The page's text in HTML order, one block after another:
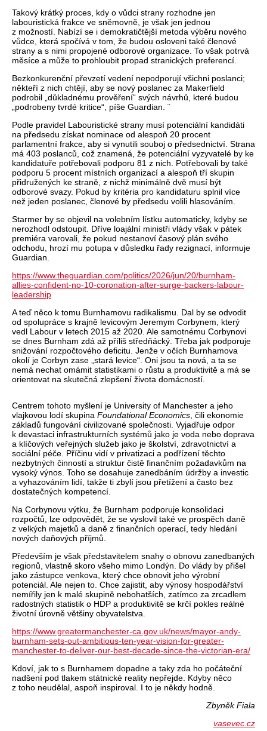
Takový krátký proces, kdy o vůdci strany rozhodne jen
labouristická frakce ve sněmovně, je však jen jednou
z možností. Nabízí se i demokratičtější metoda výběru nového
vůdce, která spočívá v tom, že budou osloveni také členové
strany a s nimi propojené odborové organizace. To však potrvá
měsíce a může to prohloubit propad stranických preferencí.
Bezkonkurenční převzetí vedení nepodporují všichni poslanci;
někteří z nich chtějí, aby se nový poslanec za Makerfield
podrobil „důkladnému prověření“ svých návrhů, které budou
„podrobeny tvrdé kritice“, píše Guardian. ¨
Podle pravidel Labouristické strany musí potenciální kandidáti
na předsedu získat nominace od alespoň 20 procent
parlamentní frakce, aby si vynutili souboj o předsednictví. Strana
má 403 poslanců, což znamená, že potenciální vyzyvatelé by ke
kandidatuře potřebovali podporu 81 z nich. Potřebovali by také
podporu 5 procent místních organizací a alespoň tří skupin
přidružených ke straně, z nichž minimálně dvě musí být
odborové svazy. Pokud by kritéria pro kandidaturu splnil více
než jeden poslanec, členové by předsedu volili hlasováním.
Starmer by se objevil na volebním lístku automaticky, kdyby se
nerozhodl odstoupit. Dříve loajální ministři vlády však v pátek
premiéra varovali, že pokud nestanoví časový plán svého
odchodu, hrozí mu potupa v důsledku řady rezignací, informuje
Guardian.
https://www.theguardian.com/politics/2026/jun/20/burnham-
allies-confident-no-10-coronation-after-surge-backers-labour-
leadership
A teď něco k tomu Burnhamovu radikalismu. Dal by se odvodit
od spolupráce s krajně levicovým Jeremym Corbynem, který
vedl Labour v letech 2015 až 2020. Ale samotnému Corbynovi
se dnes Burnham zdá až příliš středňácký. Třeba jak podporuje
snižování rozpočtového deficitu. Jenže v očích Burnhamova
okolí je Corbyn zase „stará levice“. Oni jsou ta nová, a ta se
nemá nechat omámit statistikami o růstu a produktivitě a má se
orientovat na skutečná zlepšení života domácností.
Centrem tohoto myšlení je University of Manchester a jeho
vlajkovou lodí skupina Foundational Economics , čili ekonomie
základů fungování civilizované společnosti. Vyjadřuje odpor
k devastaci infrastrukturních systémů jako je voda nebo doprava
a klíčových veřejných služeb jako je školství, zdravotnictví a
sociální péče. Příčinu vidí v privatizaci a podřízení těchto
nezbytných činností a struktur čistě finančním požadavkům na
vysoký výnos. Toho se dosahuje zanedbáním údržby a investic
a vyhazováním lidí, takže ti zbylí jsou přetížení a často bez
dostatečných kompetencí.
Na Corbynovu výtku, že Burnham podporuje konsolidaci
rozpočtů, lze odpovědět, že se vyslovil také ve prospěch daně
z velkých majetků a daně z finančních operací, tedy hledání
nových daňových příjmů.
Především je však představitelem snahy o obnovu zanedbaných
regionů, vlastně skoro všeho mimo Londýn. Do vlády by přišel
jako zástupce venkova, který chce obnovit jeho výrobní
potenciál. Ale nejen to. Chce zajistit, aby výnosy hospodářství
nemířily jen k malé skupině nebohatších, zatímco za zrcadlem
radostných statistik o HDP a produktivitě se krčí pokles reálné
životní úrovně většiny obyvatelstva.
https://www.greatermanchester-ca.gov.uk/news/mayor-andy-
burnham-sets-out-ambitious-ten-year-vision-for-greater-
manchester-to-deliver-our-best-decade-since-the-victorian-era/
Kdoví, jak to s Burnhamem dopadne a taky zda ho počáteční
nadšení pod tlakem státnické reality nepřejde. Kdyby něco
z toho neudělal, aspoň inspiroval. I to je někdy hodně.
Zbyněk Fiala
vasevec.cz